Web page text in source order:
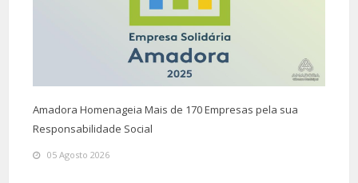
Amadora Homenageia Mais de 170 Empresas pela sua
Responsabilidade Social
05 Agosto 2026